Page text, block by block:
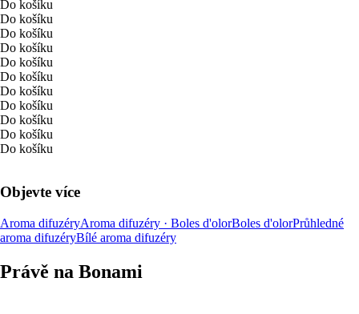
Do košíku
Do košíku
Do košíku
Do košíku
Do košíku
Do košíku
Do košíku
Do košíku
Do košíku
Do košíku
Do košíku
Objevte více
Aroma difuzéryAroma difuzéry · Boles d'olorBoles d'olorPrůhledné
aroma difuzéryBílé aroma difuzéry
Právě na Bonami